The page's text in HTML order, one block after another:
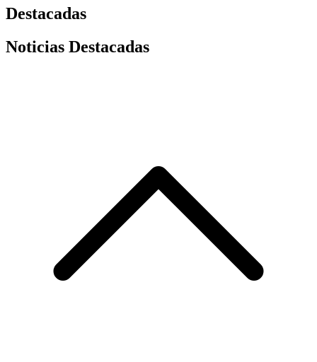
Destacadas
Noticias Destacadas